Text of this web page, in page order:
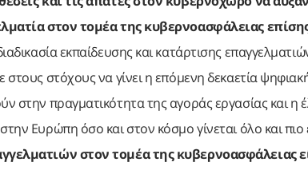
στον τομέα της κυβερνοασφάλειας
εκπαίδευσης και κατάρτισης
στόχους να γίνει η επόμενη δεκαετία
στην πραγματικότητα της αγοράς εργασίας και η
Ευρώπη όσο και στον κόσμο γίνεται όλο και
στον τομέα της κυβερνοασφάλειας